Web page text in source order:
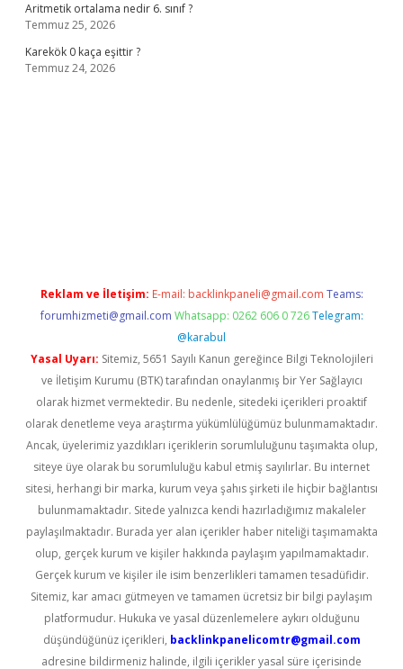
Aritmetik ortalama nedir 6. sınıf ?
Temmuz 25, 2026
Karekök 0 kaça eşittir ?
Temmuz 24, 2026
Reklam ve İletişim: E-mail: backlinkpaneli@gmail.com Teams:
forumhizmeti@gmail.com Whatsapp: 0262 606 0 726 Telegram:
@karabul
Yasal Uyarı: Sitemiz, 5651 Sayılı Kanun gereğince Bilgi Teknolojileri
ve İletişim Kurumu (BTK) tarafından onaylanmış bir Yer Sağlayıcı
olarak hizmet vermektedir. Bu nedenle, sitedeki içerikleri proaktif
olarak denetleme veya araştırma yükümlülüğümüz bulunmamaktadır.
Ancak, üyelerimiz yazdıkları içeriklerin sorumluluğunu taşımakta olup,
siteye üye olarak bu sorumluluğu kabul etmiş sayılırlar. Bu internet
sitesi, herhangi bir marka, kurum veya şahıs şirketi ile hiçbir bağlantısı
bulunmamaktadır. Sitede yalnızca kendi hazırladığımız makaleler
paylaşılmaktadır. Burada yer alan içerikler haber niteliği taşımamakta
olup, gerçek kurum ve kişiler hakkında paylaşım yapılmamaktadır.
Gerçek kurum ve kişiler ile isim benzerlikleri tamamen tesadüfidir.
Sitemiz, kar amacı gütmeyen ve tamamen ücretsiz bir bilgi paylaşım
platformudur. Hukuka ve yasal düzenlemelere aykırı olduğunu
düşündüğünüz içerikleri, backlinkpanelicomtr@gmail.com
adresine bildirmeniz halinde, ilgili içerikler yasal süre içerisinde